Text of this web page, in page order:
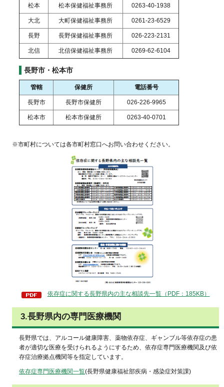
松本 松本保健福祉事務所 0263-40-1938
大北 大町保健福祉事務所 0261-23-6529
長野 長野保健福祉事務所 026-223-2131
北信 北信保健福祉事務所 0269-62-6104
長野市・松本市
管轄 保健所 電話番号
長野市 長野市保健所 026-226-9965
松本市 松本市保健所 0263-40-0701
※市町村については各市町村窓口へお問い合わせください。
依存症に関する長野県内の主な相談先一覧（PDF：185KB）
3.長野県内の専門医療機関
長野県では、アルコール健康障害、薬物依存症、ギャンブル等依存症の患
者が適切な医療を受けられるようにするため、依存症専門医療機関及び依
存症治療拠点機関等を指定しています。
依存症専門医療機関一覧(長野県健康福祉部疾病・感染症対策課)